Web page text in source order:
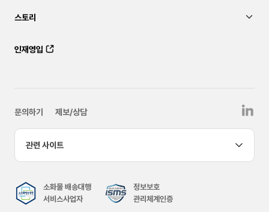
스토리
인재영입
문의하기 제보/상담
관련 사이트
소화물 배송대행
서비스사업자
정보보호
관리체계인증